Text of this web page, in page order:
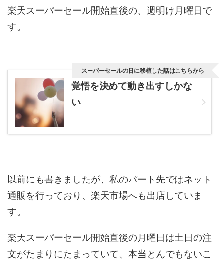
楽天スーパーセール開始直後の、週明け月曜日で
す。
覚悟を決めて動き出すしかな
い
スーパーセールの日に移植した話はこちらから
以前にも書きましたが、私のパート先ではネット
通販を行っており、楽天市場へも出店していま
す。
楽天スーパーセール開始直後の月曜日は土日の注
文がたまりにたまっていて、本当とんでもないこ